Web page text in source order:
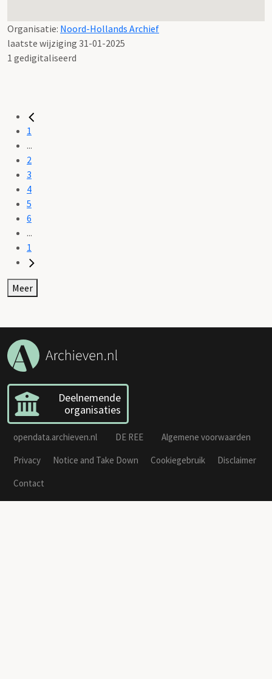
Organisatie: Noord-Hollands Archief
laatste wijziging 31-01-2025
1 gedigitaliseerd
1
...
2
3
4
5
6
...
1
Meer
Deelnemende
organisaties
opendata.archieven.nl DE REE
Algemene voorwaarden
Privacy
Notice and Take Down Cookiegebruik
Disclaimer
Contact